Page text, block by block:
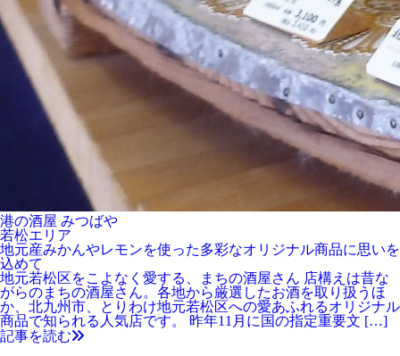
港の酒屋 みつばや
若松エリア
地元産みかんやレモンを使った多彩なオリジナル商品に思いを
込めて
地元若松区をこよなく愛する、まちの酒屋さん 店構えは昔な
がらのまちの酒屋さん。各地から厳選したお酒を取り扱うほ
か、北九州市、とりわけ地元若松区への愛あふれるオリジナル
商品で知られる人気店です。 昨年11月に国の指定重要文 […]
記事を読む